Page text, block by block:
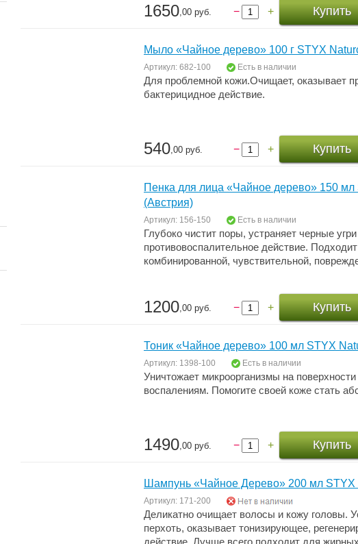
1650 ,00 руб. − + Купить
Мыло «Чайное дерево» 100 г STYX
Артикул: 682-100 Есть в наличии
Для проблемной кожи.Очищает, оказывает
бактерицидное действие.
540 ,00 руб. − + Купить
Пенка для лица «Чайное дерево» 150
(Австрия)
Артикул: 156-150 Есть в наличии
Глубоко чистит поры, устраняет черные
противовоспалительное действие.
комбинированной, чувствительной,
1200 ,00 руб. − + Купить
Тоник «Чайное дерево» 100 мл STYX
Артикул: 1398-100 Есть в наличии
Уничтожает микроорганизмы на
воспалениям. Помогите своей коже стать
1490 ,00 руб. − + Купить
Шампунь «Чайное Дерево» 200 мл STYX
Артикул: 171-200
Деликатно очищает волосы и кожу головы.
перхоть, оказывает тонизирующее,
действие. Лучше всего подходит для